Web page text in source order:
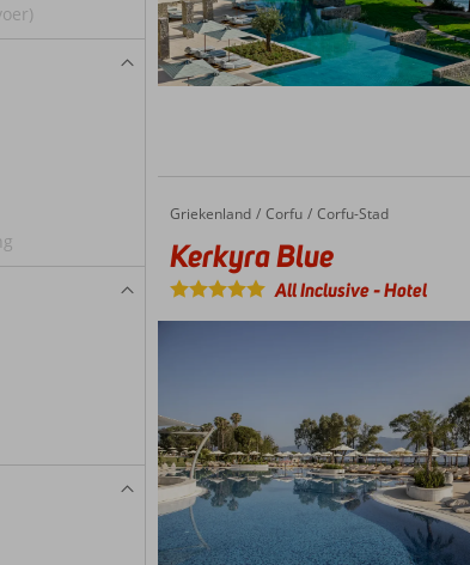
Home
Griekenland Corfu Corfu-Stad
Kerkyra Blue
Kerkyra Blue
All Inclusive-Hotel